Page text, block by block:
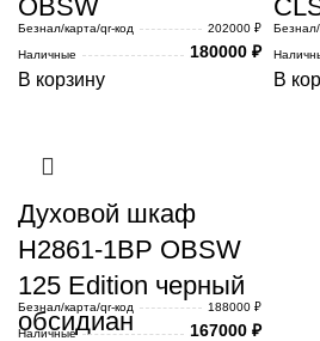
OBSW
Безнал/карта/qr-код
202000 ₽
Наличные
180000 ₽
В корзину
Безнал/
В
Духовой шкаф
H2861-1BP OBSW
125 Edition черный
обсидиан
Безнал/карта/qr-код
188000 ₽
Наличные
167000 ₽